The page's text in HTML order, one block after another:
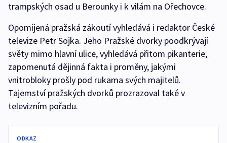
trampských osad u Berounky i k vilám na Ořechovce.
Opomíjená pražská zákoutí vyhledává i redaktor České
televize Petr Sojka. Jeho Pražské dvorky poodkrývají
světy mimo hlavní ulice, vyhledává přitom pikanterie,
zapomenutá dějinná fakta i proměny, jakými
vnitrobloky prošly pod rukama svých majitelů.
Tajemství pražských dvorků prozrazoval také v
televizním pořadu.
ODKAZ